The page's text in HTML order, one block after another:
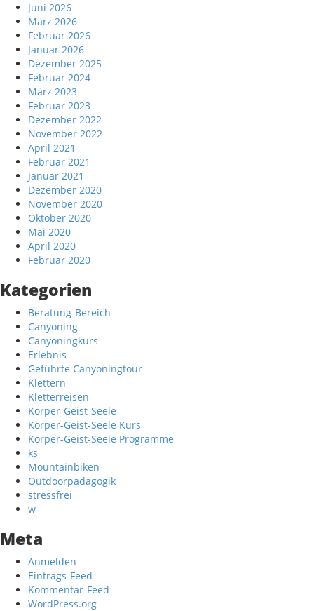
Juni 2026
März 2026
Februar 2026
Januar 2026
Dezember 2025
Februar 2024
März 2023
Februar 2023
Dezember 2022
November 2022
April 2021
Februar 2021
Januar 2021
Dezember 2020
November 2020
Oktober 2020
Mai 2020
April 2020
Februar 2020
Kategorien
Beratung-Bereich
Canyoning
Canyoningkurs
Erlebnis
Geführte Canyoningtour
Klettern
Kletterreisen
Körper-Geist-Seele
Körper-Geist-Seele Kurs
Körper-Geist-Seele Programme
ks
Mountainbiken
Outdoorpädagogik
stressfrei
w
Meta
Anmelden
Eintrags-Feed
Kommentar-Feed
WordPress.org